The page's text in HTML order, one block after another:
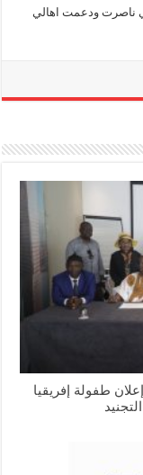
ناصرت ودعمت اهالي
طفولة إفريقيا